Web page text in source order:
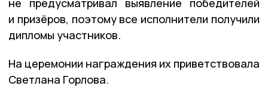
не предусматривал выявление победителей
и призёров, поэтому все исполнители получили
дипломы участников.
На церемонии награждения их приветствовала
Светлана Горлова.